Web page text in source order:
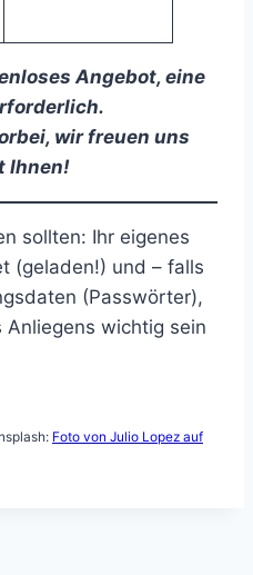
Angebot, eine
wir freuen uns
Ihnen!
sollten: Ihr eigenes
(geladen!) und – falls
(Passwörter),
wichtig sein
Foto von Julio Lopez auf